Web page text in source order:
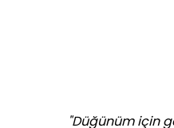
"Düğünüm için